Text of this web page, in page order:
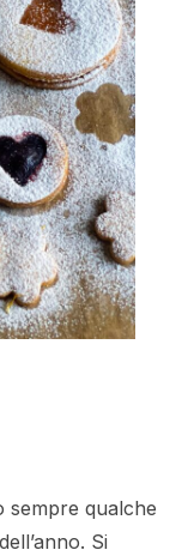
sempre qualche
Si